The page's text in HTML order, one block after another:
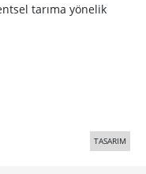
tarıma yönelik
TASARIM